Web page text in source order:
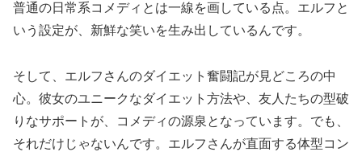
普通の日常系コメディとは一線を画している点。エルフと
いう設定が、新鮮な笑いを生み出しているんです。
そして、エルフさんのダイエット奮闘記が見どころの中
心。彼女のユニークなダイエット方法や、友人たちの型破
りなサポートが、コメディの源泉となっています。でも、
それだけじゃないんです。エルフさんが直面する体型コン